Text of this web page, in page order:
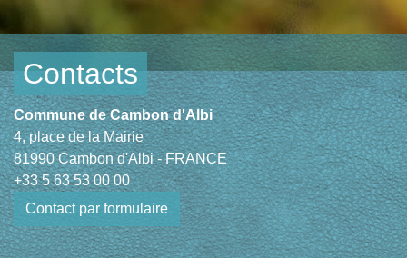
Contacts
Commune de Cambon d'Albi
4, place de la Mairie
81990 Cambon d'Albi - FRANCE
+33 5 63 53 00 00
Contact par formulaire